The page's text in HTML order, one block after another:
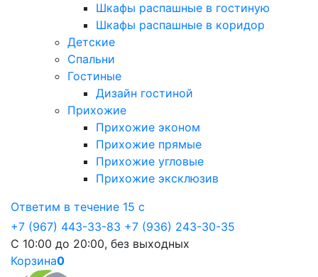
Шкафы распашные в гостиную
Шкафы распашные в коридор
Детские
Спальни
Гостиные
Дизайн гостиной
Прихожие
Прихожие эконом
Прихожие прямые
Прихожие угловые
Прихожие эксклюзив
Ответим в течение 15 с
+7 (967) 443-33-83 +7 (936) 243-30-35
С 10:00 до 20:00, без выходных
Корзина0